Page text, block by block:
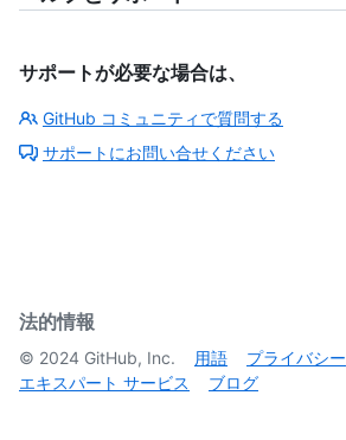
サポートが必要な場合は、
GitHub コミュニティで質問する
サポートにお問い合せください
法的情報
© 2024 GitHub, Inc. 用語 プライバシー
エキスパート サービス
ブログ